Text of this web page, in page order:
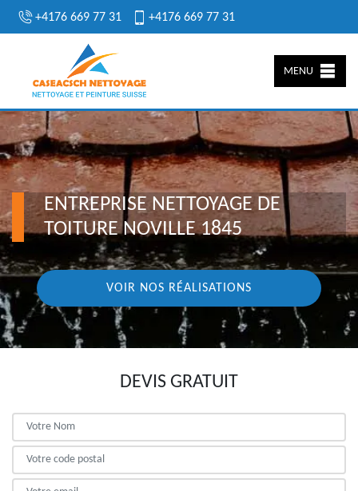
+4176 669 77 31 +4176 669 77 31
MENU
ENTREPRISE NETTOYAGE DE
TOITURE NOVILLE 1845
VOIR NOS RÉALISATIONS
DEVIS GRATUIT